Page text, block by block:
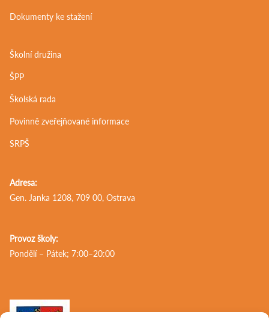
Dokumenty ke stažení
Školní družina
ŠPP
Školská rada
Povinně zveřejňované informace
SRPŠ
Adresa:
Gen. Janka 1208, 709 00, Ostrava
Provoz školy:
Pondělí – Pátek; 7:00–20:00